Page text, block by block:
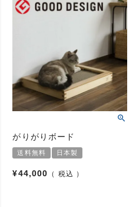
がりがりボード
送料無料 日本製
¥44,000 税込